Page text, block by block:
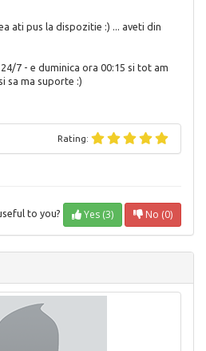
ati pus la dispozitie :) ... aveti din
7 - e duminica ora 00:15 si tot am
sa ma suporte :)
Rating:
to you? Yes (3) No (0)